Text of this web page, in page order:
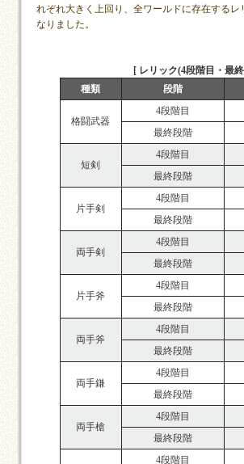
れぞれ大きく上回り、全ワールドに存在する
なりました。
[ レリック(4段階目・最
種類 段階
格闘武器
4段階目
最終段階
短剣
4段階目
最終段階
片手剣
4段階目
最終段階
両手剣
4段階目
最終段階
片手斧
4段階目
最終段階
両手斧
4段階目
最終段階
両手鎌
4段階目
最終段階
両手槍
4段階目
最終段階
4段階目